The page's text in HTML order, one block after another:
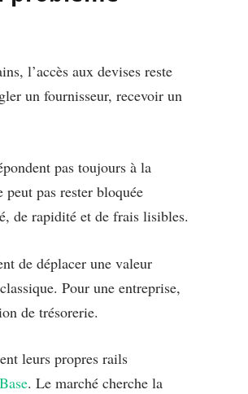
l’accès aux devises reste
un fournisseur, recevoir un
pas toujours à la
pas rester bloquée
de rapidité et de frais lisibles.
de déplacer une valeur
Pour une entreprise,
de trésorerie.
leurs propres rails
. Le marché cherche la